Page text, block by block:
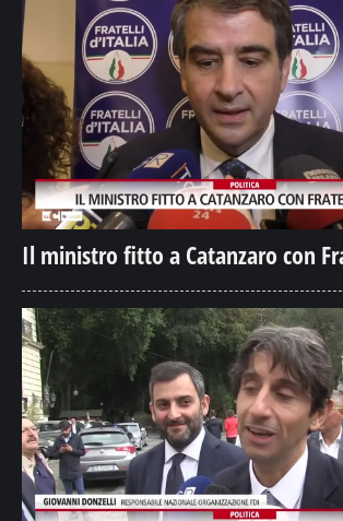
Il ministro fitto a Catanzaro con